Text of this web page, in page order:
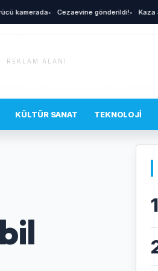
• Cezaevine gönderildi!• Kaza anı
REKLAM ALANI
KÜLTÜR SANAT TEKNOLOJI
1